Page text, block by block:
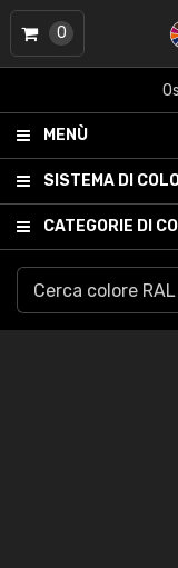
MENÙ
SISTEMA DI
CATEGORIE DI
0